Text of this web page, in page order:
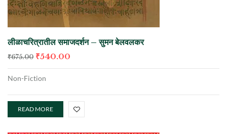
लीळाचरित्रातील समाजदर्शन – सुमन बेलवलकर
₹675.00 ₹540.00
Non-Fiction
READ MORE